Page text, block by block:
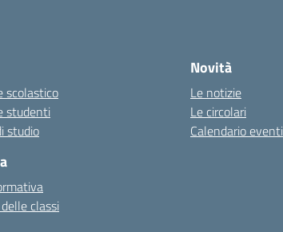
scolastico
studenti
studio
classi
Novità
Le notizie
Le circolari
Calendario eventi